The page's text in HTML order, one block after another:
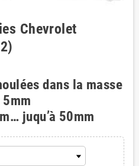
Chevrolet
dans la masse
juqu’à 50mm